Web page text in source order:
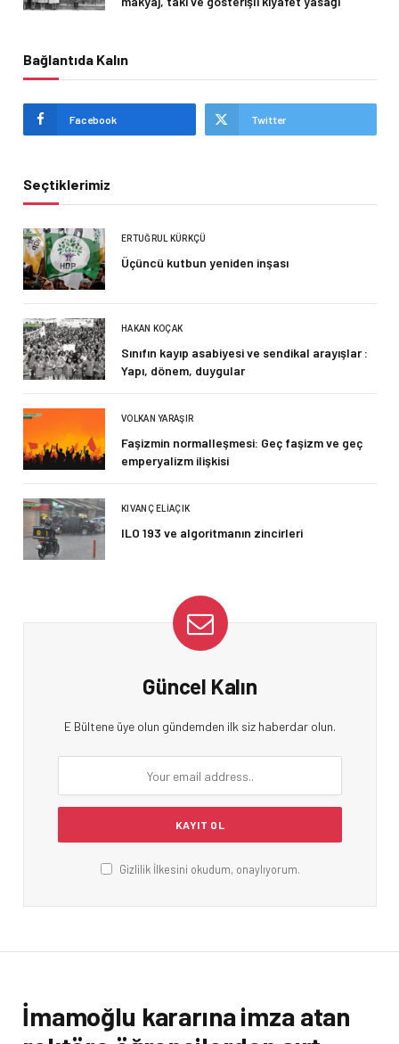
Bağlantıda Kalın
Facebook Twitter
Seçtiklerimiz
ERTUĞRUL KÜRKÇÜ
Üçüncü kutbun yeniden inşası
HAKAN KOÇAK
Sınıfın kayıp asabiyesi ve sendikal arayışlar :
Yapı, dönem, duygular
VOLKAN YARAŞIR
Faşizmin normalleşmesi: Geç faşizm ve geç
emperyalizm ilişkisi
KIVANÇ ELIAÇIK
ILO 193 ve algoritmanın zincirleri
Güncel Kalın
E Bültene üye olun gündemden ilk siz haberdar olun.
Gizlilik İlkesini okudum, onaylıyorum.
İmamoğlu kararına imza atan